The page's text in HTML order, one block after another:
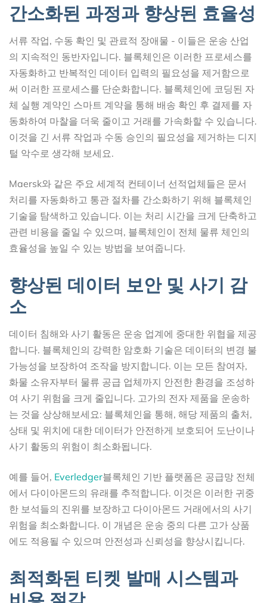
간소화된 과정과 향상된 효율성
서류 작업, 수동 확인 및 관료적 장애물 - 이들은 운송 산업
의 지속적인 동반자입니다. 블록체인은 이러한 프로세스를
자동화하고 반복적인 데이터 입력의 필요성을 제거함으로
써 이러한 프로세스를 단순화합니다. 블록체인에 코딩된 자
체 실행 계약인 스마트 계약을 통해 배송 확인 후 결제를 자
동화하여 마찰을 더욱 줄이고 거래를 가속화할 수 있습니다.
이것을 긴 서류 작업과 수동 승인의 필요성을 제거하는 디지
털 악수로 생각해 보세요.
Maersk와 같은 주요 세계적 컨테이너 선적업체들은 문서
처리를 자동화하고 통관 절차를 간소화하기 위해 블록체인
기술을 탐색하고 있습니다. 이는 처리 시간을 크게 단축하고
관련 비용을 줄일 수 있으며, 블록체인이 전체 물류 체인의
효율성을 높일 수 있는 방법을 보여줍니다.
향상된 데이터 보안 및 사기 감
소
데이터 침해와 사기 활동은 운송 업계에 중대한 위협을 제공
합니다. 블록체인의 강력한 암호화 기술은 데이터의 변경 불
가능성을 보장하여 조작을 방지합니다. 이는 모든 참여자,
화물 소유자부터 물류 공급 업체까지 안전한 환경을 조성하
여 사기 위험을 크게 줄입니다. 고가의 전자 제품을 운송하
는 것을 상상해보세요: 블록체인을 통해, 해당 제품의 출처,
상태 및 위치에 대한 데이터가 안전하게 보호되어 도난이나
사기 활동의 위험이 최소화됩니다.
예를 들어, Everledger블록체인 기반 플랫폼은 공급망 전체
에서 다이아몬드의 유래를 추적합니다. 이것은 이러한 귀중
한 보석들의 진위를 보장하고 다이아몬드 거래에서의 사기
위험을 최소화합니다. 이 개념은 운송 중의 다른 고가 상품
에도 적용될 수 있으며 안전성과 신뢰성을 향상시킵니다.
최적화된 티켓 발매 시스템과